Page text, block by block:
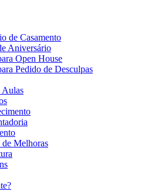
de Casamento
Aniversário
Open House
Pedido de Desculpas
Aulas
de Melhoras